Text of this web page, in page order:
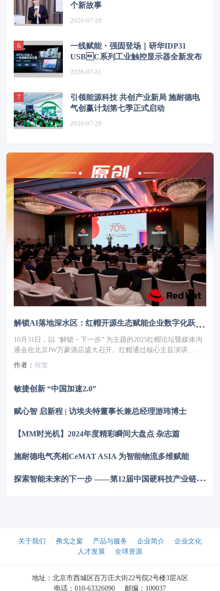
个新故事
2026-07-29
一线赋能・强固登场｜研华IDP31
USBC系列工业触控显示器全新发布
2026-07-31
引领能源科技 共创产业新局 施耐德电
气创赢计划第七季正式启动
2026-07-29
解锁AI落地深水区：红帽开源生态赋能企业数字化跃迁 ——2025红帽论坛重磅发布车用OS
10月31日，以 “解锁・下一步” 为主题的2025红帽论坛暨媒体沟
通会在北京JW万豪酒店盛大召开。红帽通过核心主旨演讲、重
磅新品发布、权威报告解读及高层对话，全方位展现了其以开源
技术破解行业痛点、引领企业数字化转型的实力与愿景，为 AI
作者： 何发
敏捷创新 “中国加速2.0”
赋心智 启新程 | 访埃夫特董事长兼总经理游玮博士
【MM时光机】2024年度精彩瞬间大盘点 杂志篇
施耐德电气亮相CeMAT ASIA 为智能物流多维赋能
探
索智能未来的下一步 ——第12届中国硬科技产业链创新趋势峰会暨百家媒体论坛成功举办
关于我们 弗戈之窗 产品与服务 企业简介
企业文化
人才发展
全球资源
地址：北京市西城区百万庄大街22号院2号楼3层A区
电话：010-63326090
邮编：100037